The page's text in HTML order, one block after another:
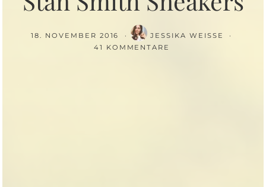
18. NOVEMBER 2016
JESSIKA WEISSE
41 KOMMENTARE